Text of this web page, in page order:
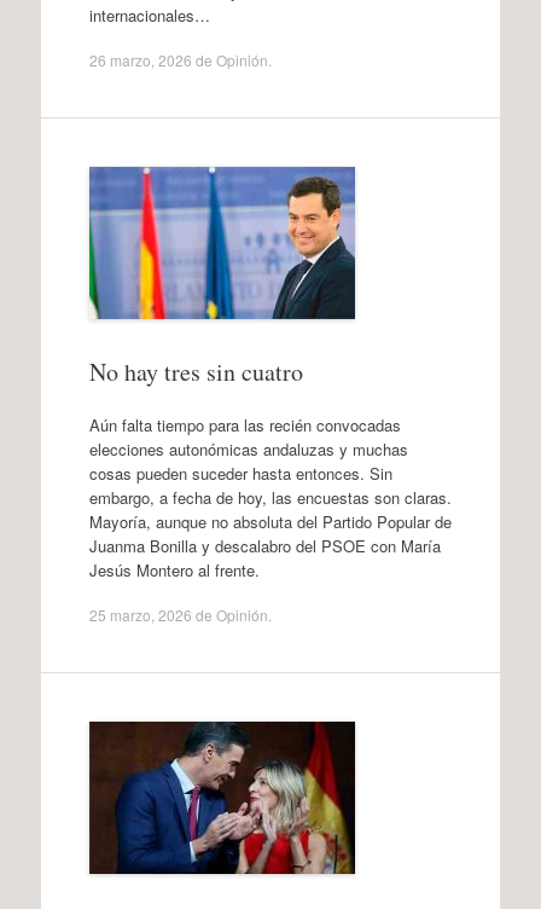
internacionales…
26 marzo, 2026 de Opinión
No hay tres sin cuatro
Aún falta tiempo para las recién convocadas
elecciones autonómicas andaluzas y muchas
cosas pueden suceder hasta entonces. Sin
embargo, a fecha de hoy, las encuestas son claras.
Mayoría, aunque no absoluta del Partido Popular de
Juanma Bonilla y descalabro del PSOE con María
Jesús Montero al frente.
25 marzo, 2026 de Opinión